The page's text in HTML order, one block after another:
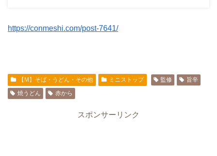
https://conmeshi.com/post-7641/
【M】そば・うどん・その他 ミニストップ 監修
旨辛
焼うどん
赤から
スポンサーリンク